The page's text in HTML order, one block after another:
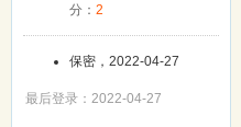
分： 2
保密，2022-04-27
最后登录：2022-04-27